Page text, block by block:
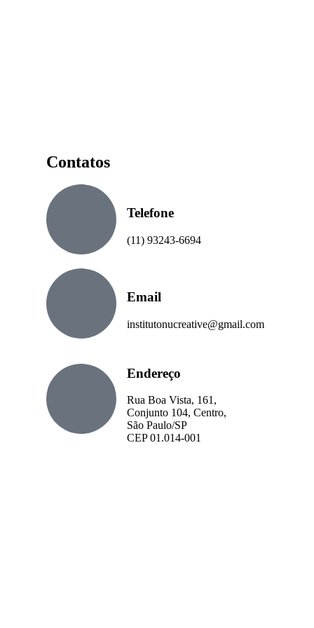
Contatos
Telefone
(11) 93243-6694
Email
institutonucreative@gmail.com
Endereço
Rua Boa Vista, 161,
Conjunto 104, Centro,
São Paulo/SP
CEP 01.014-001